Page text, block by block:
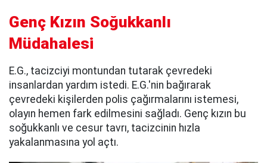
Genç Kızın Soğukkanlı
Müdahalesi
E.G., tacizciyi montundan tutarak çevredeki
insanlardan yardım istedi. E.G.'nin bağırarak
çevredeki kişilerden polis çağırmalarını istemesi,
olayın hemen fark edilmesini sağladı. Genç kızın bu
soğukkanlı ve cesur tavrı, tacizcinin hızla
yakalanmasına yol açtı.